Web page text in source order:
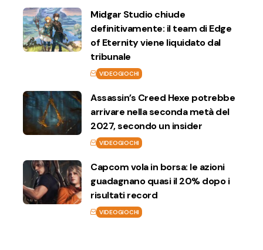
Midgar Studio chiude
definitivamente: il team di Edge
of Eternity viene liquidato dal
tribunale
VIDEOGIOCHI
Assassin’s Creed Hexe potrebbe
arrivare nella seconda metà del
2027, secondo un insider
VIDEOGIOCHI
Capcom vola in borsa: le azioni
guadagnano quasi il 20% dopo i
risultati record
VIDEOGIOCHI